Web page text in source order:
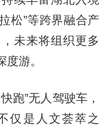
松”等跨界融合产
未来将组织更多
游。
”无人驾驶车，
仅是人文荟萃之